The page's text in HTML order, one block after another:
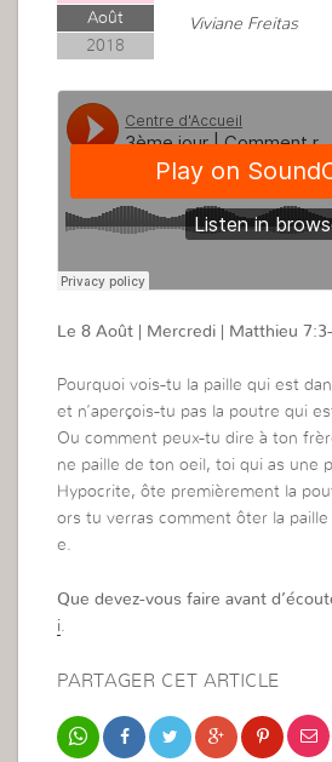
Août
2018
Viviane Freitas
Le 8 Août | Mercredi | Matthieu
Pourquoi vois-tu la paille qui est
et n’aperçois-tu pas la poutre qui
Ou comment peux-tu dire à ton
ne paille de ton oeil, toi qui as une
Hypocrite, ôte premièrement la
ors tu verras comment ôter la
e.
Que devez-vous faire avant
i
PARTAGER CET ARTICLE